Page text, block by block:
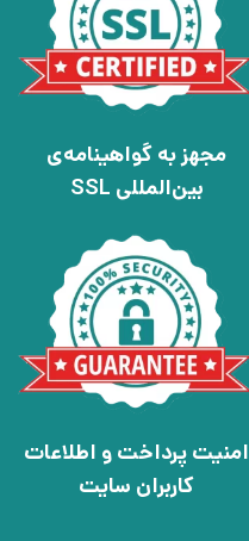
مجهز به گواهینامه‌ی
بین‌المللی SSL
امنیت پرداخت و اطلاعات
کاربران سایت